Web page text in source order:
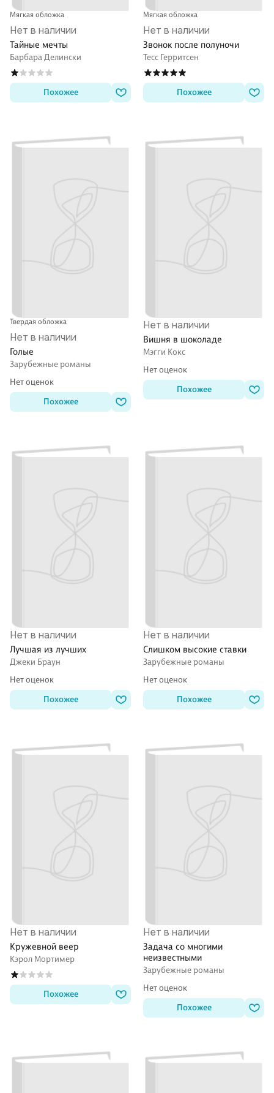
Мягкая обложка
Нет в наличии
Тайные мечты
Барбара Делински
Похожее
Мягкая обложка
Нет в наличии
Звонок после полуночи
Тесс Герритсен
Похожее
Твердая обложка
Нет в наличии
Голые
Зарубежные романы
Нет оценок
Похожее
Нет в наличии
Вишня в шоколаде
Мэгги Кокс
Нет оценок
Похожее
Нет в наличии
Лучшая из лучших
Джеки Браун
Нет оценок
Похожее
Нет в наличии
Слишком высокие ставки
Зарубежные романы
Нет оценок
Похожее
Нет в наличии
Кружевной веер
Кэрол Мортимер
Похожее
Нет в наличии
Задача со многими
неизвестными
Зарубежные романы
Нет оценок
Похожее